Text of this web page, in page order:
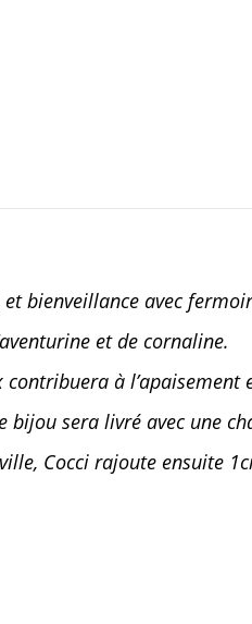
bienveillance avec
et de cornaline.
contribuera à l’apaisement
sera livré avec une
Cocci rajoute ensuite